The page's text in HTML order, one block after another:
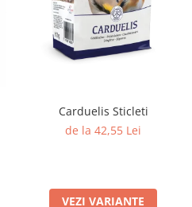
Carduelis Sticleti
de la 42,55 Lei
VEZI VARIANTE